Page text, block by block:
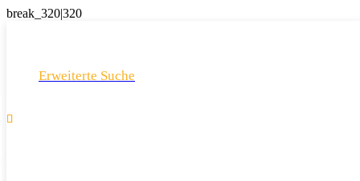
Erweiterte Suche